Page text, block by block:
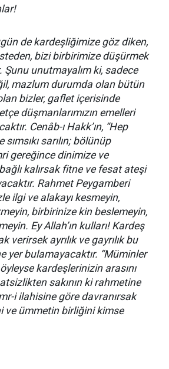
de kardeşliğimize göz diken,
bizi birbirimize düşürmek
Şunu unutmayalım ki, sadece
mazlum durumda olan bütün
bizler, gaflet içerisinde
düşmanlarımızın emelleri
Cenâb-ı Hakk’ın, “Hep
sarılın; bölünüp
gereğince dinimize ve
kalırsak fitne ve fesat ateşi
Rahmet Peygamberi
ilgi ve alakayı kesmeyin,
birbirinize kin beslemeyin,
Ey Allah’ın kulları! Kardeş
verirsek ayrılık ve gayrılık bu
yer bulamayacaktır. “Müminler
kardeşlerinizin arasını
sakının ki rahmetine
i ilahisine göre davranırsak
ve ümmetin birliğini kimse